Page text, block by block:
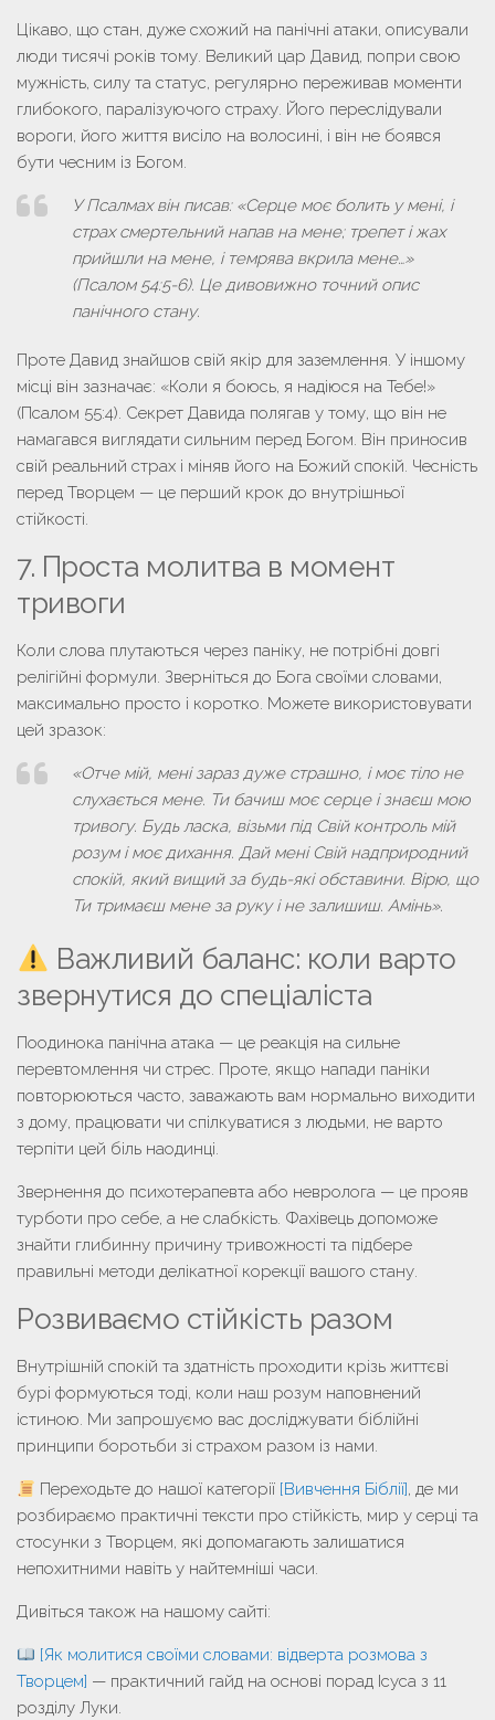
Цікаво, що стан, дуже схожий на панічні атаки, описували
люди тисячі років тому. Великий цар Давид, попри свою
мужність, силу та статус, регулярно переживав моменти
глибокого, паралізуючого страху. Його переслідували
вороги, його життя висіло на волосині, і він не боявся
бути чесним із Богом.
У Псалмах він писав: «Серце моє болить у мені, і
страх смертельний напав на мене; трепет і жах
прийшли на мене, і темрява вкрила мене…»
(Псалом 54:5-6). Це дивовижно точний опис
панічного стану.
Проте Давид знайшов свій якір для заземлення. У іншому
місці він зазначає: «Коли я боюсь, я надіюся на Тебе!»
(Псалом 55:4). Секрет Давида полягав у тому, що він не
намагався виглядати сильним перед Богом. Він приносив
свій реальний страх і міняв його на Божий спокій. Чесність
перед Творцем — це перший крок до внутрішньої
стійкості.
7. Проста молитва в момент
тривоги
Коли слова плутаються через паніку, не потрібні довгі
релігійні формули. Зверніться до Бога своїми словами,
максимально просто і коротко. Можете використовувати
цей зразок:
«Отче мій, мені зараз дуже страшно, і моє тіло не
слухається мене. Ти бачиш моє серце і знаєш мою
тривогу. Будь ласка, візьми під Свій контроль мій
розум і моє дихання. Дай мені Свій надприродний
спокій, який вищий за будь-які обставини. Вірю, що
Ти тримаєш мене за руку і не залишиш. Амінь».
Важливий баланс: коли варто
звернутися до спеціаліста
Поодинока панічна атака — це реакція на сильне
перевтомлення чи стрес. Проте, якщо напади паніки
повторюються часто, заважають вам нормально виходити
з дому, працювати чи спілкуватися з людьми, не варто
терпіти цей біль наодинці.
Звернення до психотерапевта або невролога — це прояв
турботи про себе, а не слабкість. Фахівець допоможе
знайти глибинну причину тривожності та підбере
правильні методи делікатної корекції вашого стану.
Розвиваємо стійкість разом
Внутрішній спокій та здатність проходити крізь життєві
бурі формуються тоді, коли наш розум наповнений
істиною. Ми запрошуємо вас досліджувати біблійні
принципи боротьби зі страхом разом із нами.
Переходьте до нашої категорії [Вивчення Біблії], де ми
розбираємо практичні тексти про стійкість, мир у серці та
стосунки з Творцем, які допомагають залишатися
непохитними навіть у найтемніші часи.
Дивіться також на нашому сайті:
[Як молитися своїми словами: відверта розмова з
Творцем] — практичний гайд на основі порад Ісуса з 11
розділу Луки.